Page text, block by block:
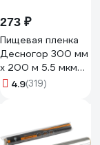
273 ₽
Пищевая пленка
Десногор 300 мм
х 200 м 5.5 мкм
белая в
4.9(319)